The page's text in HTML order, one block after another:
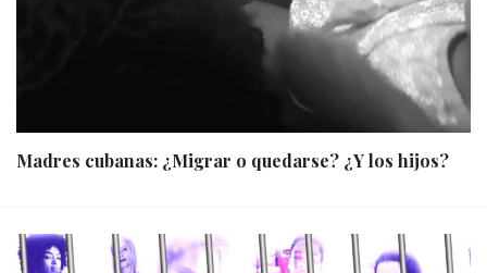
Madres cubanas: ¿Migrar o quedarse? ¿Y los hijos?